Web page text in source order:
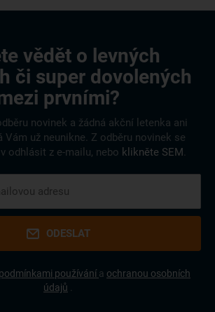
vědět o levných
či super dovolených
prvními?
novinek a žádná akční letenka ani
Vám už neunikne. Z odběru novinek se
odhlásit z e-mailu, nebo klikněte SEM.
ODESLAT
podmínkami používání a ochranou osobních
údajů .